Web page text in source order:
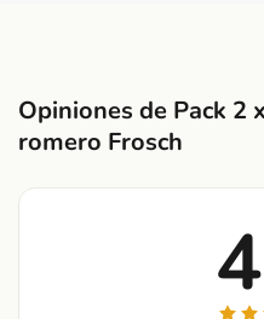
Opiniones de Pack 2
romero Frosch